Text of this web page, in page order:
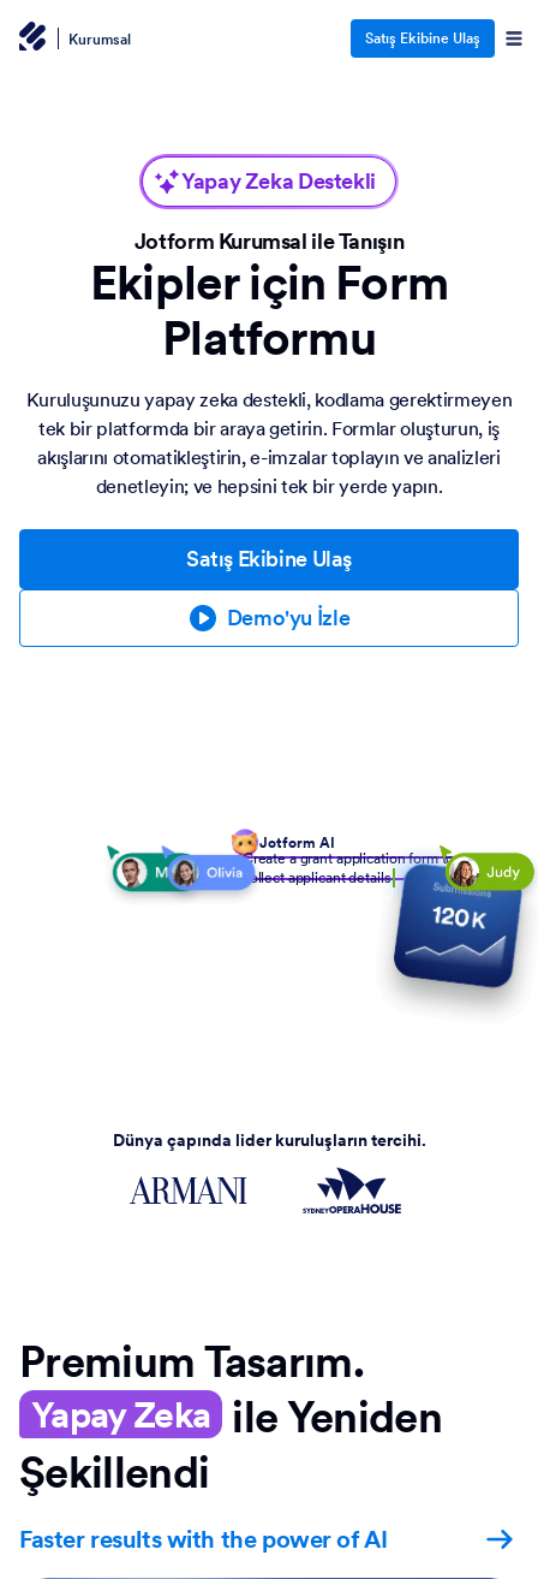
Kurumsal Satış Ekibine Ulaş
Yapay Zeka Destekli
Jotform Kurumsal ile Tanışın
Ekipler için Form
Platformu
Kuruluşunuzu yapay zeka destekli, kodlama gerektirmeyen
tek bir platformda bir araya getirin. Formlar oluşturun, iş
akışlarını otomatikleştirin, e-imzalar toplayın ve analizleri
denetleyin; ve hepsini tek bir yerde yapın.
Satış Ekibine Ulaş
Demo'yu İzle
Jotform AI
Create a grant application form to
collect applicant details
Dünya çapında lider kuruluşların tercihi.
Premium Tasarım.
Yapay Zeka ile Yeniden
Şekillendi
Faster results with the power of AI